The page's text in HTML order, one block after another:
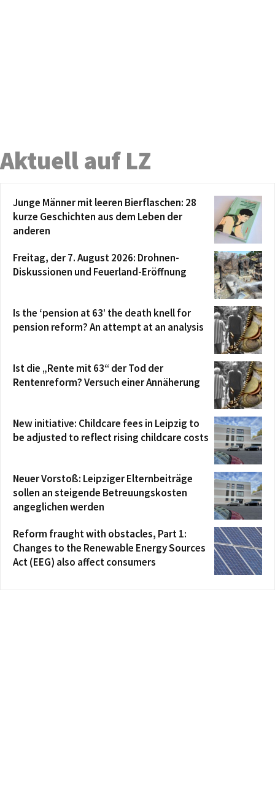
Aktuell auf LZ
Junge Männer mit leeren Bierflaschen: 28
kurze Geschichten aus dem Leben der
anderen
Freitag, der 7. August 2026: Drohnen-
Diskussionen und Feuerland-Eröffnung
Is the ‘pension at 63’ the death knell for
pension reform? An attempt at an analysis
Ist die „Rente mit 63“ der Tod der
Rentenreform? Versuch einer Annäherung
New initiative: Childcare fees in Leipzig to
be adjusted to reflect rising childcare costs
Neuer Vorstoß: Leipziger Elternbeiträge
sollen an steigende Betreuungskosten
angeglichen werden
Reform fraught with obstacles, Part 1:
Changes to the Renewable Energy Sources
Act (EEG) also affect consumers